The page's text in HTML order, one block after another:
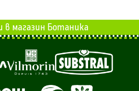
магазин Ботаника